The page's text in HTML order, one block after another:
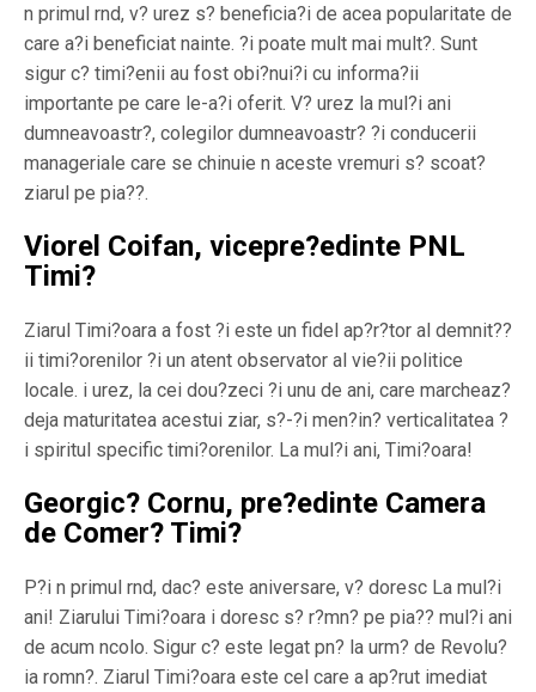
n primul rnd, v? urez s? beneficia?i de acea popularitate de
care a?i beneficiat nainte. ?i poate mult mai mult?. Sunt
sigur c? timi?enii au fost obi?nui?i cu informa?ii
importante pe care le-a?i oferit. V? urez la mul?i ani
dumneavoastr?, colegilor dumneavoastr? ?i conducerii
manageriale care se chinuie n aceste vremuri s? scoat?
ziarul pe pia??.
Viorel Coifan, vicepre?edinte PNL
Timi?
Ziarul Timi?oara a fost ?i este un fidel ap?r?tor al demnit??
ii timi?orenilor ?i un atent observator al vie?ii politice
locale. i urez, la cei dou?zeci ?i unu de ani, care marcheaz?
deja maturitatea acestui ziar, s?-?i men?in? verticalitatea ?
i spiritul specific timi?orenilor. La mul?i ani, Timi?oara!
Georgic? Cornu, pre?edinte Camera
de Comer? Timi?
P?i n primul rnd, dac? este aniversare, v? doresc La mul?i
ani! Ziarului Timi?oara i doresc s? r?mn? pe pia?? mul?i ani
de acum ncolo. Sigur c? este legat pn? la urm? de Revolu?
ia romn?. Ziarul Timi?oara este cel care a ap?rut imediat